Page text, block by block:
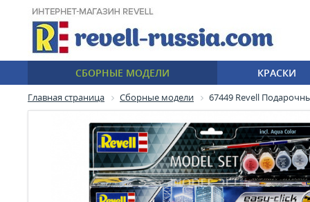
СБОРНЫЕ МОДЕЛИ КРАСКИ
Главная страница Сборные модели 67449 Revell